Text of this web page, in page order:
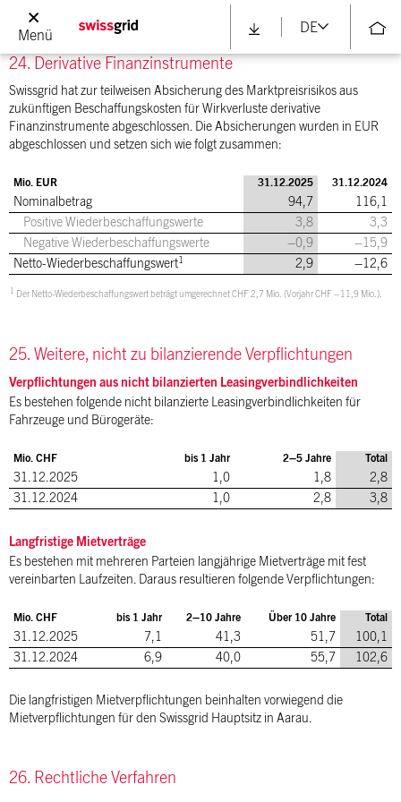
Menü
DE
einbezahlten Namenaktien mit einem Nominalwert von je CHF 1.
24. Derivative Finanzinstrumente
Swissgrid hat zur teilweisen Absicherung des Marktpreisrisikos aus
zukünftigen Beschaffungskosten für Wirkverluste derivative
Finanzinstrumente abgeschlossen. Die Absicherungen wurden in EUR
abgeschlossen und setzen sich wie folgt zusammen:
Mio. EUR 31.12.2025 31.12.2024
Nominalbetrag 94,7
116,1
Positive Wiederbeschaffungswerte
3,8
3,3
Negative Wiederbeschaffungswerte
–0,9
–15,9
Netto-Wiederbeschaffungswert
2,9 –12,6
1 Der Netto-Wiederbeschaffungswert beträgt umgerechnet CHF 2,7 Mio. (Vorjahr CHF –11,9 Mio.).
25. Weitere, nicht zu bilanzierende Verpflichtungen
Verpflichtungen aus nicht bilanzierten Leasingverbindlichkeiten
Es bestehen folgende nicht bilanzierte Leasingverbindlichkeiten für
Fahrzeuge und Bürogeräte:
Mio. CHF bis 1 Jahr 2–5 Jahre Total
31.12.2025 1,0 1,8
2,8
31.12.2024
1,0 2,8 3,8
Langfristige Mietverträge
Es bestehen mit mehreren Parteien langjährige Mietverträge mit fest
vereinbarten Laufzeiten. Daraus resultieren folgende Verpflichtungen:
Mio. CHF bis 1 Jahr 2–10 Jahre Über 10 Jahre Total
31.12.2025 7,1 41,3 51,7
100,1
31.12.2024
6,9 40,0 55,7 102,6
Die langfristigen Mietverpflichtungen beinhalten vorwiegend die
Mietverpflichtungen für den Swissgrid Hauptsitz in Aarau.
26. Rechtliche Verfahren